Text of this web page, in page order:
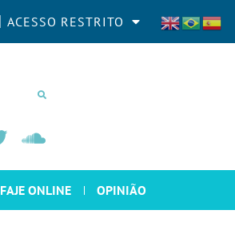
ACESSO RESTRITO
FAJE ONLINE OPINIÃO